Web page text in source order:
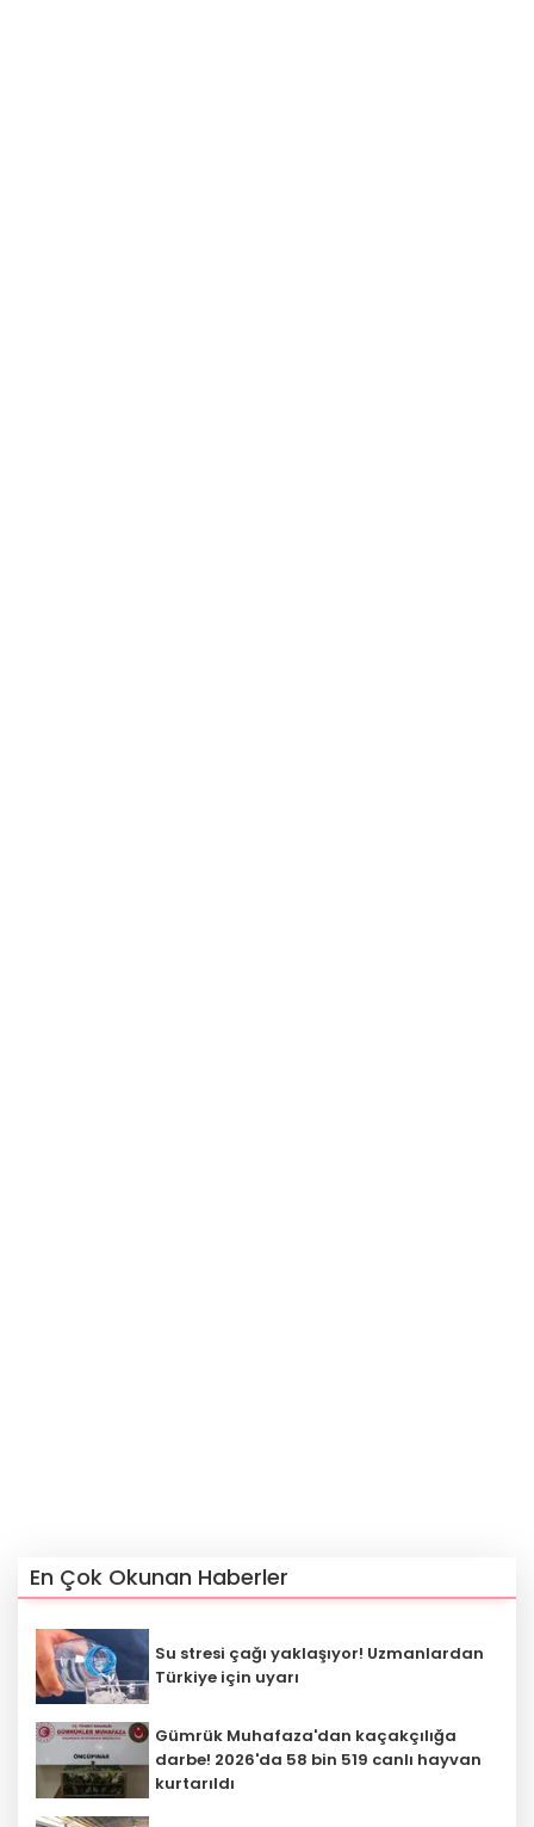
En Çok Okunan Haberler
Su stresi çağı yaklaşıyor! Uzmanlardan
Türkiye için uyarı
Gümrük Muhafaza'dan kaçakçılığa
darbe! 2026'da 58 bin 519 canlı hayvan
kurtarıldı